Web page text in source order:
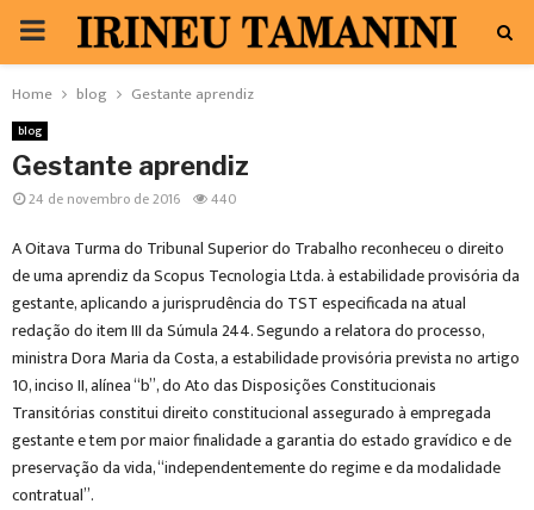
PRIMARY
MENU
Home blog Gestante aprendiz
blog
Gestante aprendiz
24 de novembro de 2016 440
A Oitava Turma do Tribunal Superior do Trabalho reconheceu o direito
de uma aprendiz da Scopus Tecnologia Ltda. à estabilidade provisória da
gestante, aplicando a jurisprudência do TST especificada na atual
redação do item III da Súmula 244. Segundo a relatora do processo,
ministra Dora Maria da Costa, a estabilidade provisória prevista no artigo
10, inciso II, alínea “b”, do Ato das Disposições Constitucionais
Transitórias constitui direito constitucional assegurado à empregada
gestante e tem por maior finalidade a garantia do estado gravídico e de
preservação da vida, “independentemente do regime e da modalidade
contratual”.